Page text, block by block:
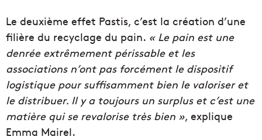
Le deuxième effet Pastis, c’est la création d’une
filière du recyclage du pain. « Le pain est une
denrée extrêmement périssable et les
associations n’ont pas forcément le dispositif
logistique pour suffisamment bien le valoriser et
le distribuer. Il y a toujours un surplus et c’est une
matière qui se revalorise très bien », explique
Emma Mairel.